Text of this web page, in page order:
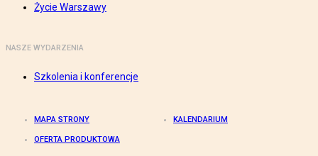
Życie Warszawy
NASZE WYDARZENIA
Szkolenia i konferencje
MAPA STRONY KALENDARIUM
OFERTA PRODUKTOWA